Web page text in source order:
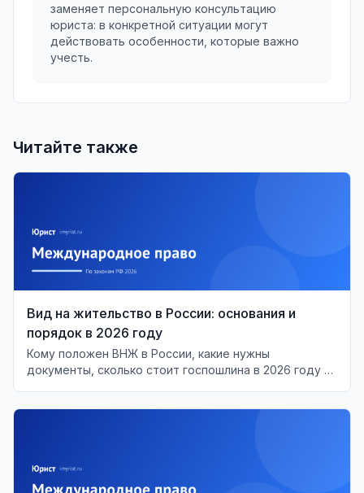
заменяет персональную консультацию
юриста: в конкретной ситуации могут
действовать особенности, которые важно
учесть.
Читайте также
Вид на жительство в России: основания и
порядок в 2026 году
Кому положен ВНЖ в России, какие нужны
документы, сколько стоит госпошлина в 2026 году и